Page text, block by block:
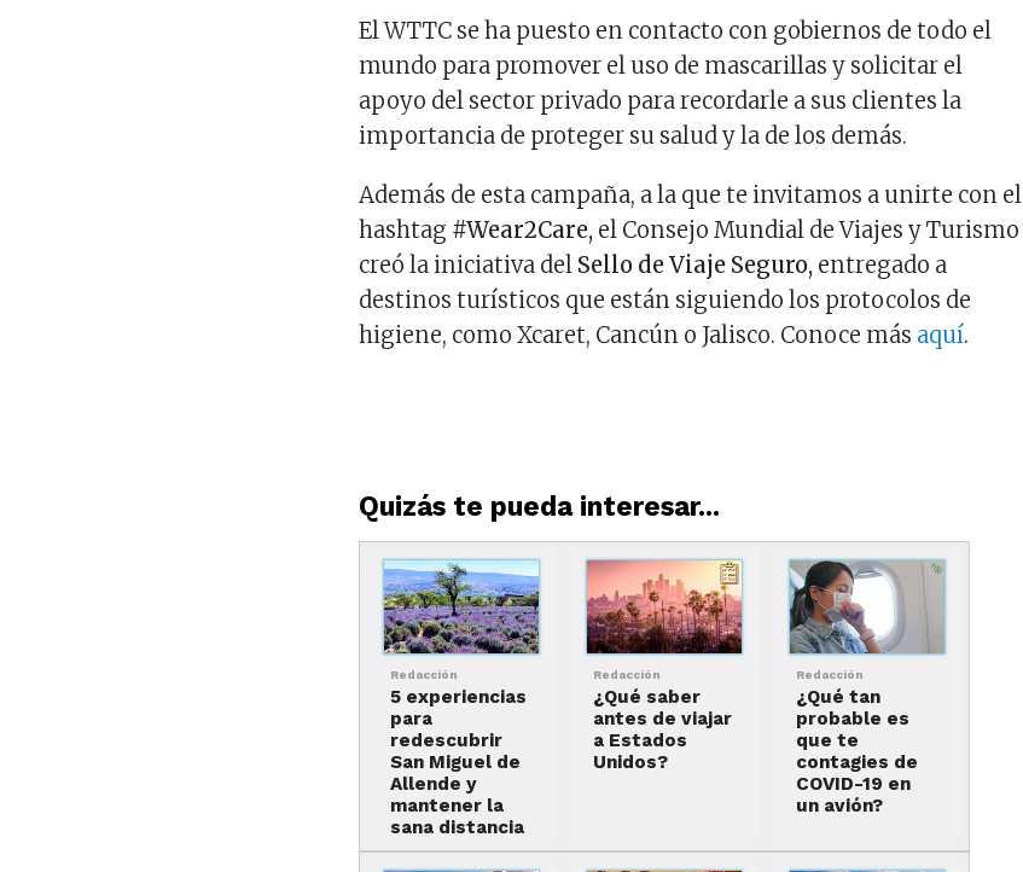
El WTTC se ha puesto en contacto con gobiernos de todo el
mundo para promover el uso de mascarillas y solicitar el
apoyo del sector privado para recordarle a sus clientes la
importancia de proteger su salud y la de los demás.
Además de esta campaña, a la que te invitamos a unirte con el
hashtag #Wear2Care, el Consejo Mundial de Viajes y Turismo
creó la iniciativa del Sello de Viaje Seguro, entregado a
destinos turísticos que están siguiendo los protocolos de
higiene, como Xcaret, Cancún o Jalisco. Conoce más aquí.
Quizás te pueda interesar...
Redacción
5 experiencias
para
redescubrir
San Miguel de
Allende y
mantener la
sana distancia
Redacción
¿Qué saber
antes de viajar
a Estados
Unidos?
Redacción
¿Qué tan
probable es
que te
contagies de
COVID-19 en
un avión?